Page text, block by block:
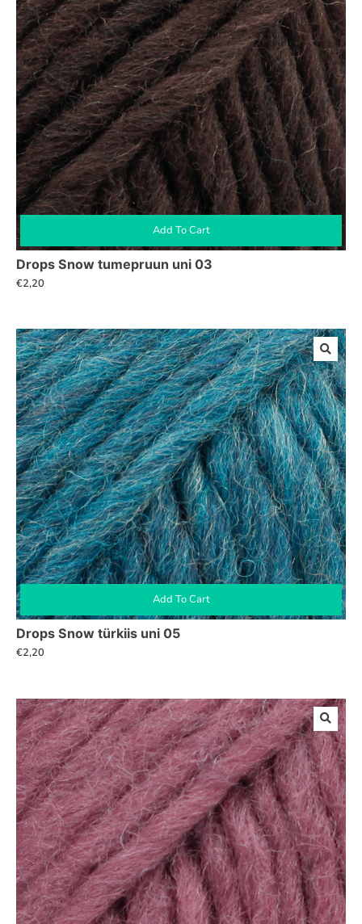
Add To Cart
Drops Snow tumepruun uni 03
€2,20
Add To Cart
Drops Snow türkiis uni 05
€2,20